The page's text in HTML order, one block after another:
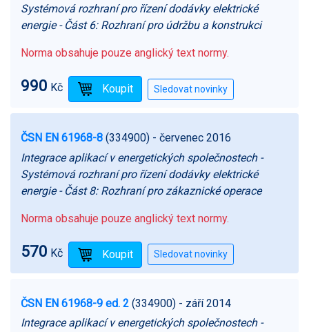
Systémová rozhraní pro řízení dodávky elektrické
energie - Část 6: Rozhraní pro údržbu a konstrukci
Norma obsahuje pouze anglický text normy.
990 Kč
ČSN EN 61968-8 (334900) - červenec 2016
Integrace aplikací v energetických společnostech -
Systémová rozhraní pro řízení dodávky elektrické
energie - Část 8: Rozhraní pro zákaznické operace
Norma obsahuje pouze anglický text normy.
570 Kč
ČSN EN 61968-9 ed. 2 (334900) - září 2014
Integrace aplikací v energetických společnostech -